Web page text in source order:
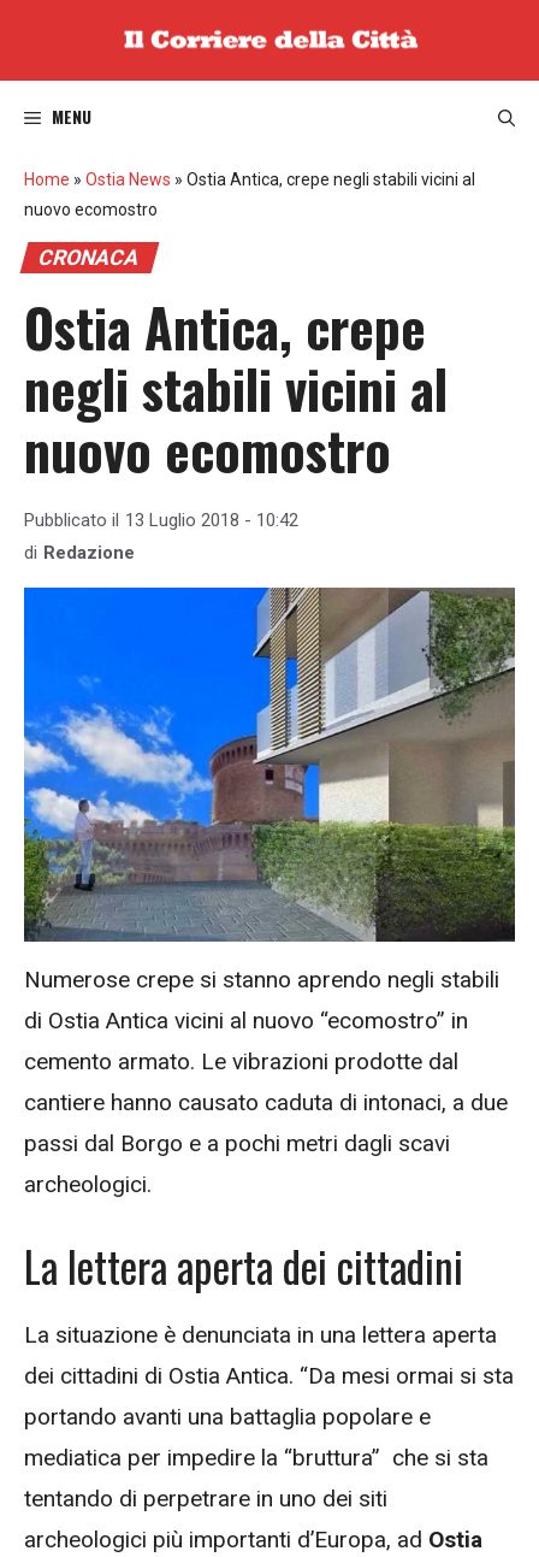
MENU
Home » Ostia News » Ostia Antica, crepe negli stabili vicini al
nuovo ecomostro
CRONACA
Ostia Antica, crepe
negli stabili vicini al
nuovo ecomostro
Pubblicato il 13 Luglio 2018 - 10:42
di Redazione
Numerose crepe si stanno aprendo negli stabili
di Ostia Antica vicini al nuovo “ecomostro” in
cemento armato. Le vibrazioni prodotte dal
cantiere hanno causato caduta di intonaci, a due
passi dal Borgo e a pochi metri dagli scavi
archeologici.
La lettera aperta dei cittadini
La situazione è denunciata in una lettera aperta
dei cittadini di Ostia Antica. “Da mesi ormai si sta
portando avanti una battaglia popolare e
mediatica per impedire la “bruttura” che si sta
tentando di perpetrare in uno dei siti
archeologici più importanti d’Europa, ad Ostia